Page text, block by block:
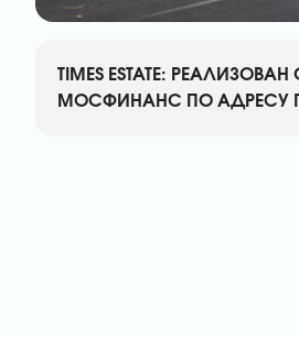
TIMES ESTATE:
МОСФИНАНС ПО АДРЕСУ